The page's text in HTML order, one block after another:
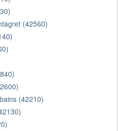
(42560)
(42210)